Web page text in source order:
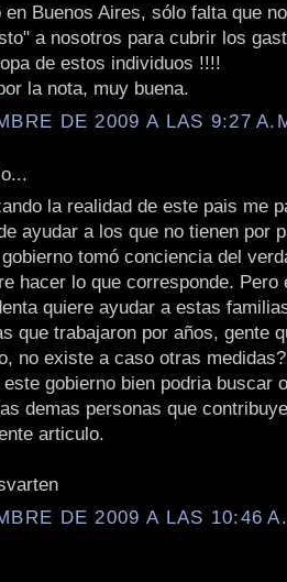
Buenos Aires, sólo falta que
a nosotros para cubrir los
de estos individuos !!!!
la nota, muy buena.
DE 2009 A LAS 9:27
la realidad de este pais me
ayudar a los que no tienen por
tomó conciencia del
hacer lo que corresponde. Pero
quiere ayudar a estas
que trabajaron por años, gente
no existe a caso otras medidas?
gobierno bien podria buscar
demas personas que
articulo.
DE 2009 A LAS 10:46